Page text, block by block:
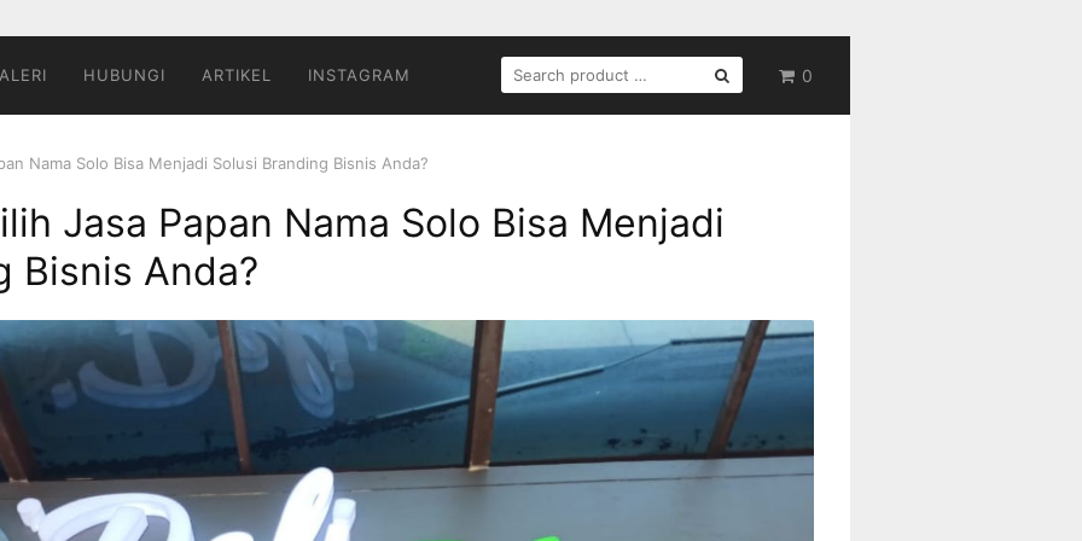
0
HUBUNGI ARTIKEL INSTAGRAM
SEARCH
FOR:
Nama Solo Bisa Menjadi Solusi Branding Bisnis Anda?
Jasa Papan Nama Solo Bisa Menjadi
Bisnis Anda?